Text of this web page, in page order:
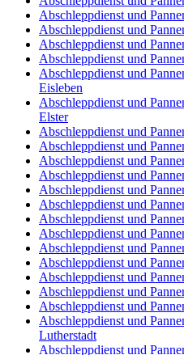
Abschleppdienst und
Abschleppdienst und
Abschleppdienst und
Abschleppdienst und
Abschleppdienst und
Eisleben
Abschleppdienst und
Elster
Abschleppdienst und
Abschleppdienst und
Abschleppdienst und
Abschleppdienst und
Abschleppdienst und
Abschleppdienst und
Abschleppdienst und
Abschleppdienst und
Abschleppdienst und
Abschleppdienst und
Abschleppdienst und
Abschleppdienst und
Abschleppdienst und
Abschleppdienst und
Lutherstadt
Abschleppdienst und